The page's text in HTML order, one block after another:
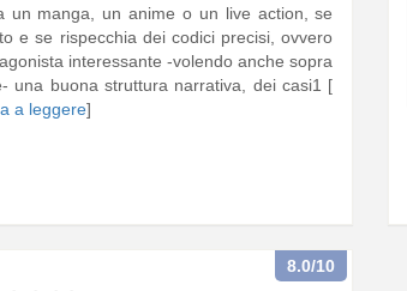
un manga, un anime o un live action, se
e se rispecchia dei codici precisi, ovvero
interessante -volendo anche sopra
una buona struttura narrativa, dei casi1 [
a leggere]
8.0/10